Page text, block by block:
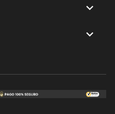

